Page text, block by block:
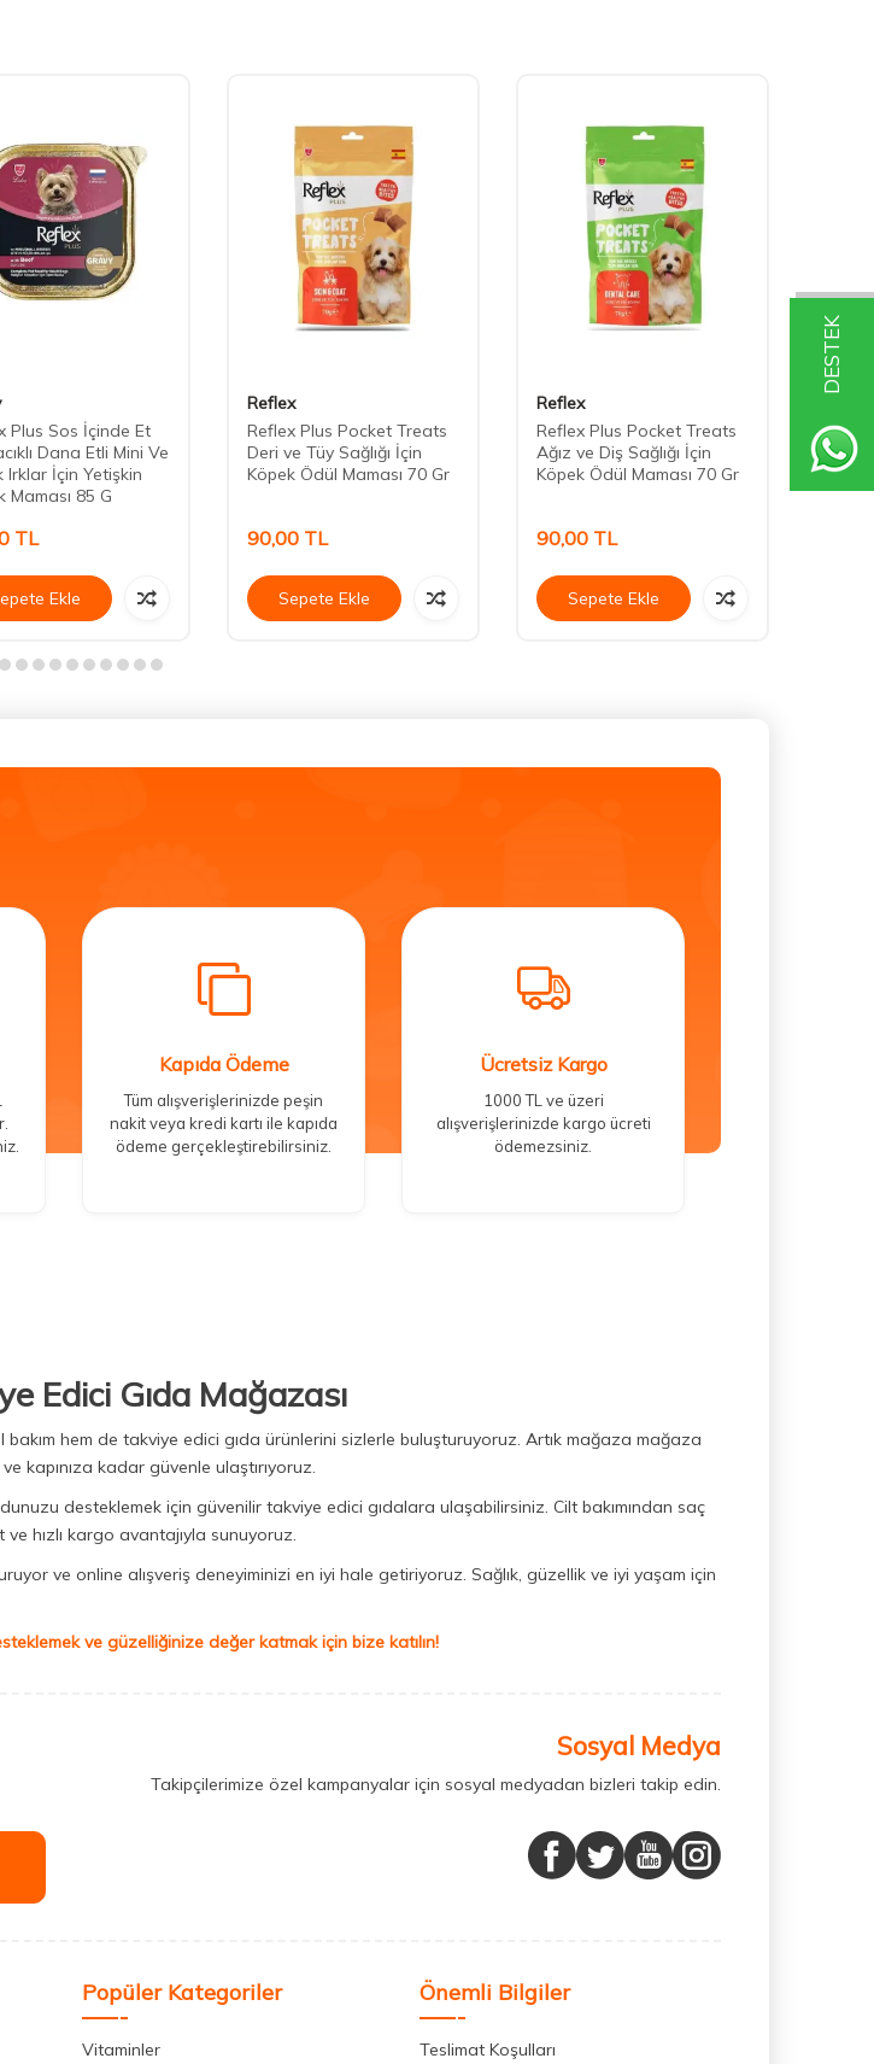
DESTEK
Plus Sos İçinde Et
Dana Etli Mini Ve
Irklar İçin Yetişkin
Maması 85 G
TL
Ekle
Reflex
Reflex Plus Pocket Treats
Deri ve Tüy Sağlığı İçin
Köpek Ödül Maması 70 Gr
90,00 TL
Sepete Ekle
Reflex
Reflex Plus Pocket Treats
Ağız ve Diş Sağlığı İçin
Köpek Ödül Maması 70 Gr
90,00 TL
Sepete Ekle
Daisy
Kapıda Ödeme
Tüm alışverişlerinizde peşin
nakit veya kredi kartı ile kapıda
ödeme gerçekleştirebilirsiniz.
Ücretsiz Kargo
1000 TL ve üzeri
alışverişlerinizde kargo ücreti
ödemezsiniz.
Edici Gıda Mağazası
hem de takviye edici gıda ürünlerini sizlerle buluşturuyoruz. Artık mağaza mağaza
kapınıza kadar güvenle ulaştırıyoruz.
desteklemek için güvenilir takviye edici gıdalara ulaşabilirsiniz. Cilt bakımından saç
hızlı kargo avantajıyla sunuyoruz.
ve online alışveriş deneyiminizi en iyi hale getiriyoruz. Sağlık, güzellik ve iyi yaşam için
ve güzelliğinize değer katmak için bize katılın!
Sosyal Medya
Takipçilerimize özel kampanyalar için sosyal medyadan bizleri takip edin.
Popüler Kategoriler
Vitaminler
Önemli Bilgiler
Teslimat Koşulları